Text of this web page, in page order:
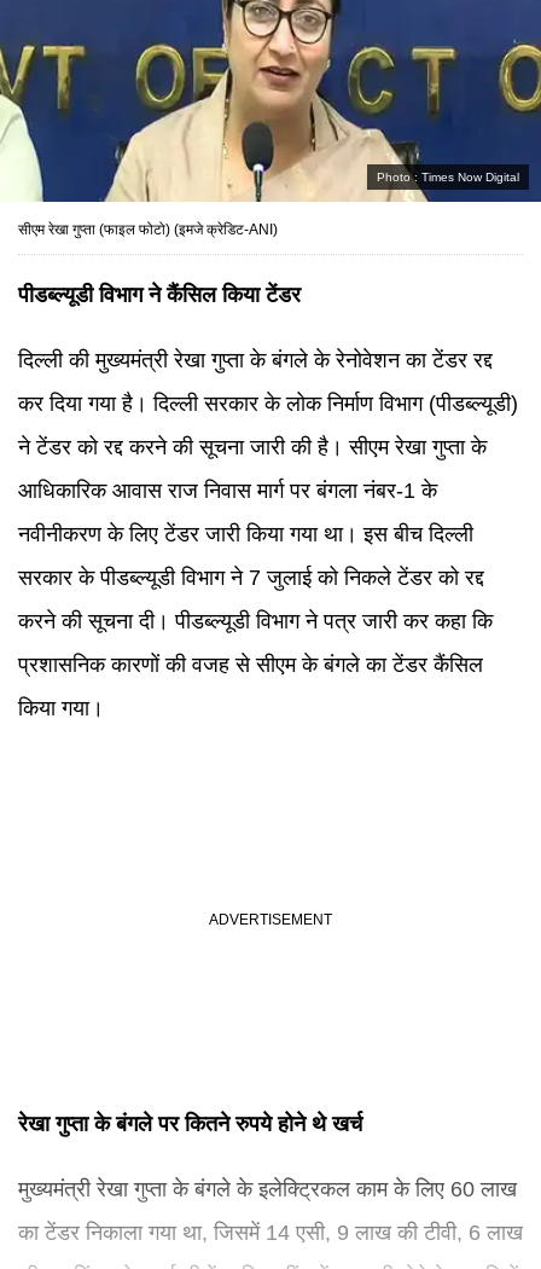
Photo : Times Now Digital
सीएम रेखा गुप्ता (फाइल फोटो) (इमजे क्रेडिट-ANI)
पीडब्ल्यूडी विभाग ने कैंसिल किया टेंडर
दिल्ली की मुख्यमंत्री रेखा गुप्ता के बंगले के रेनोवेशन का टेंडर रद्द
कर दिया गया है। दिल्ली सरकार के लोक निर्माण विभाग (पीडब्ल्यूडी)
ने टेंडर को रद्द करने की सूचना जारी की है। सीएम रेखा गुप्ता के
आधिकारिक आवास राज निवास मार्ग पर बंगला नंबर-1 के
नवीनीकरण के लिए टेंडर जारी किया गया था। इस बीच दिल्ली
सरकार के पीडब्ल्यूडी विभाग ने 7 जुलाई को निकले टेंडर को रद्द
करने की सूचना दी। पीडब्ल्यूडी विभाग ने पत्र जारी कर कहा कि
प्रशासनिक कारणों की वजह से सीएम के बंगले का टेंडर कैंसिल
किया गया।
रेखा गुप्ता के बंगले पर कितने रुपये होने थे खर्च
मुख्यमंत्री रेखा गुप्ता के बंगले के इलेक्ट्रिकल काम के लिए 60 लाख
का टेंडर निकाला गया था, जिसमें 14 एसी, 9 लाख की टीवी, 6 लाख